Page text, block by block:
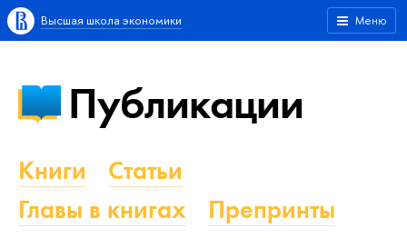
Меню
Высшая школа экономики
Публикации
Книги
Статьи
Главы в книгах
Препринты